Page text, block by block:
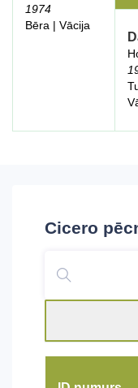
1974
Bēra | Vācija
Cicero